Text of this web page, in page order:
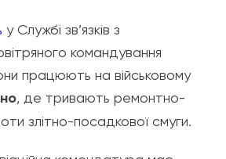
у Службі зв’язків з
командування
працюють на військовому
, де тривають ремонтно-
злітно-посадкової смуги.